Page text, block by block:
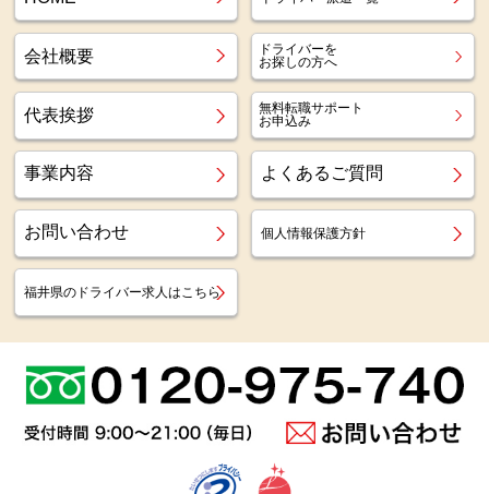
会社概要
ドライバーを
お探しの方へ
代表挨拶
無料転職サポート
お申込み
事業内容 よくあるご質問
お問い合わせ 個人情報保護方針
福井県のドライバー求人はこちら